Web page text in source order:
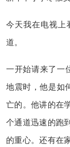
今天我在电视上
道。
一开始请来了一
地震时，他是如
亡的。他讲的在
个通道迅速的跑
的重心。还有在